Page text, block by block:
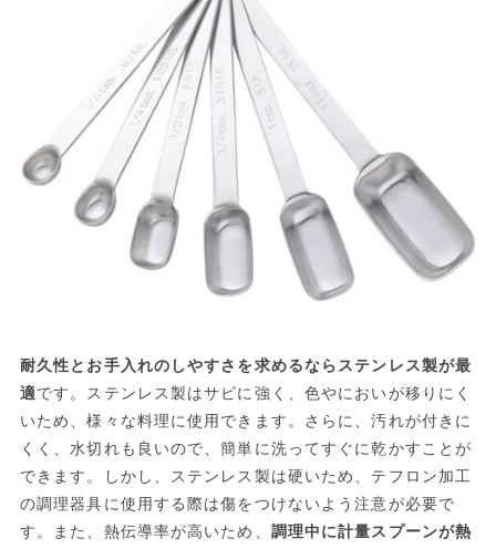
耐久性とお手入れのしやすさを求めるならステンレス製が最
適です。ステンレス製はサビに強く、色やにおいが移りにく
いため、様々な料理に使用できます。さらに、汚れが付きに
くく、水切れも良いので、簡単に洗ってすぐに乾かすことが
できます。しかし、ステンレス製は硬いため、テフロン加工
の調理器具に使用する際は傷をつけないよう注意が必要で
す。また、熱伝導率が高いため、 調理中に計量スプーンが熱